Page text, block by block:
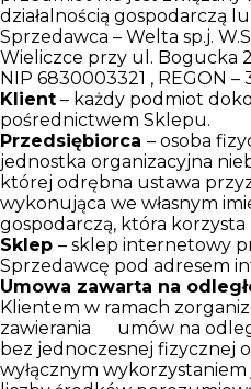
działalnością gospodarczą
Sprzedawca – Welta sp.j.
Wieliczce przy ul. Bogucka
NIP 6830003321 , REGON –
Klient – każdy podmiot
pośrednictwem Sklepu.
Przedsiębiorca – osoba
jednostka organizacyjna
której odrębna ustawa
wykonująca we własnym
gospodarczą, która korzysta
Sklep – sklep internetowy
Sprzedawcę pod adresem
Umowa zawarta na
Klientem w ramach
zawierania umów na
bez jednoczesnej fizycznej
wyłącznym